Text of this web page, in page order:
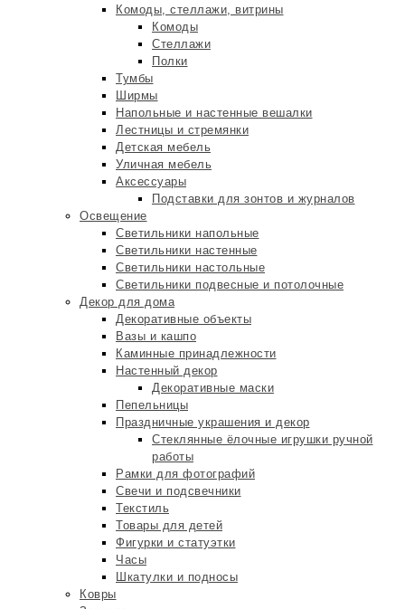
Комоды, стеллажи, витрины
Комоды
Стеллажи
Полки
Тумбы
Ширмы
Напольные и настенные вешалки
Лестницы и стремянки
Детская мебель
Уличная мебель
Аксессуары
Подставки для зонтов и журналов
Освещение
Светильники напольные
Светильники настенные
Светильники настольные
Светильники подвесные и потолочные
Декор для дома
Декоративные объекты
Вазы и кашпо
Каминные принадлежности
Настенный декор
Декоративные маски
Пепельницы
Праздничные украшения и декор
Стеклянные ёлочные игрушки ручной
работы
Рамки для фотографий
Свечи и подсвечники
Текстиль
Товары для детей
Фигурки и статуэтки
Часы
Шкатулки и подносы
Ковры